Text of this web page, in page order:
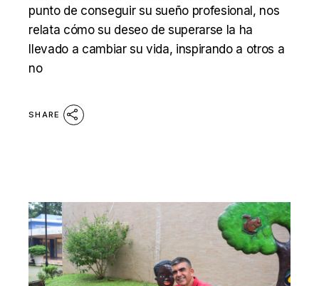
punto de conseguir su sueño profesional, nos
relata cómo su deseo de superarse la ha
llevado a cambiar su vida, inspirando a otros a
no
SHARE